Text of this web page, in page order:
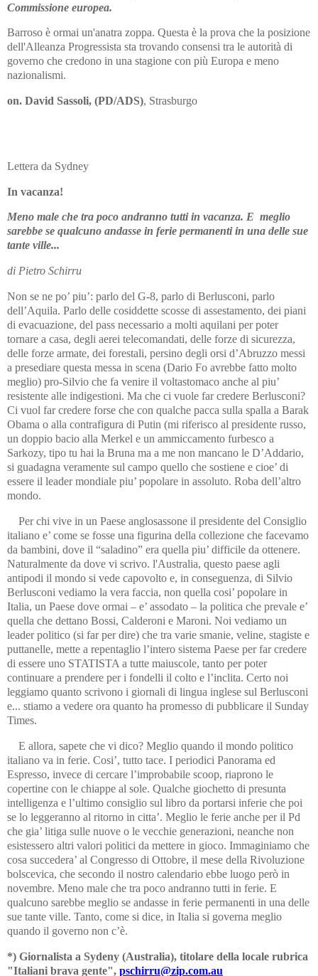
Commissione europea.
Barroso è ormai un'anatra zoppa. Questa è la prova che la posizione
dell'Alleanza Progressista sta trovando consensi tra le autorità di
governo che credono in una stagione con più Europa e meno
nazionalismi.
on. David Sassoli, (PD/ADS), Strasburgo
Lettera da Sydney
In vacanza!
Meno male che tra poco andranno tutti in vacanza. E meglio
sarebbe se qualcuno andasse in ferie permanenti in una delle sue
tante ville...
di Pietro Schirru
Non se ne po’ piu’: parlo del G-8, parlo di Berlusconi, parlo
dell’Aquila. Parlo delle cosiddette scosse di assestamento, dei piani
di evacuazione, del pass necessario a molti aquilani per poter
tornare a casa, degli aerei telecomandati, delle forze di sicurezza,
delle forze armate, dei forestali, persino degli orsi d’Abruzzo messi
a presediare questa messa in scena (Dario Fo avrebbe fatto molto
meglio) pro-Silvio che fa venire il voltastomaco anche al piu’
resistente alle indigestioni. Ma che ci vuole far credere Berlusconi?
Ci vuol far credere forse che con qualche pacca sulla spalla a Barak
Obama o alla contrafigura di Putin (mi riferisco al presidente russo,
un doppio bacio alla Merkel e un ammiccamento furbesco a
Sarkozy, tipo tu hai la Bruna ma a me non mancano le D’Addario,
si guadagna veramente sul campo quello che sostiene e cioe’ di
essere il leader mondiale piu’ popolare in assoluto. Roba dell’altro
mondo.
Per chi vive in un Paese anglosassone il presidente del Consiglio
italiano e’ come se fosse una figurina della collezione che facevamo
da bambini, dove il “saladino” era quella piu’ difficile da ottenere.
Naturalmente da dove vi scrivo. l'Australia, questo paese agli
antipodi il mondo si vede capovolto e, in conseguenza, di Silvio
Berlusconi vediamo la vera faccia, non quella cosi’ popolare in
Italia, un Paese dove ormai – e’ assodato – la politica che prevale e’
quella che dettano Bossi, Calderoni e Maroni. Noi vediamo un
leader politico (si far per dire) che tra varie smanie, veline, stagiste e
puttanelle, mette a repentaglio l’intero sistema Paese per far credere
di essere uno STATISTA a tutte maiuscole, tanto per poter
continuare a prendere per i fondelli il colto e l’inclita. Certo noi
leggiamo quanto scrivono i giornali di lingua inglese sul Berlusconi
e... stiamo a vedere ora quanto ha promesso di pubblicare il Sunday
Times.
E allora, sapete che vi dico? Meglio quando il mondo politico
italiano va in ferie. Cosi’, tutto tace. I periodici Panorama ed
Espresso, invece di cercare l’improbabile scoop, riaprono le
copertine con le chiappe al sole. Qualche giochetto di presunta
intelligenza e l’ultimo consiglio sul libro da portarsi inferie che poi
se lo leggeranno al ritorno in citta’. Meglio le ferie anche per il Pd
che gia’ litiga sulle nuove o le vecchie generazioni, neanche non
esistessero altri valori politici da mettere in gioco. Immaginiamo che
cosa succedera’ al Congresso di Ottobre, il mese della Rivoluzione
bolscevica, che secondo il nostro calendario ebbe luogo però in
novembre. Meno male che tra poco andranno tutti in ferie. E
qualcuno sarebbe meglio se andasse in ferie permanenti in una delle
sue tante ville. Tanto, come si dice, in Italia si governa meglio
quando il governo non c’è.
*) Giornalista a Sydeny (Australia), titolare della locale rubrica
"Italiani brava gente", pschirru@zip.com.au